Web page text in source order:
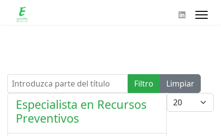
Introduzca parte del título Filtro
Limpiar
Cantidad
Especialista en Recursos
Preventivos